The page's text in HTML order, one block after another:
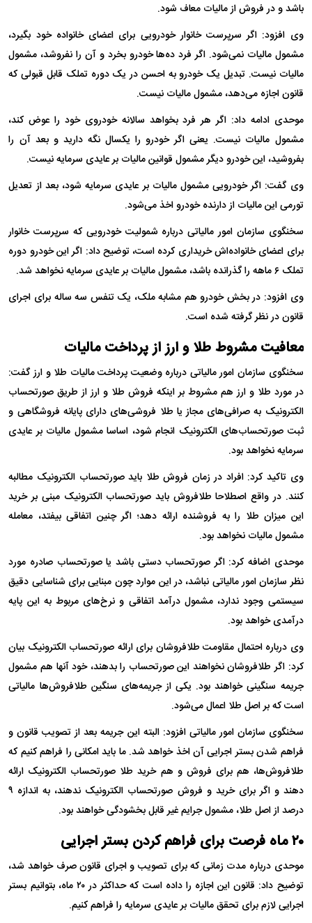
باشد و در فروش از مالیات معاف شود.
وی افزود: اگر سرپرست خانوار خودرویی برای اعضای خانواده خود بگیرد،
مشمول مالیات نمی‌شود. اگر فرد ده‌ها خودرو بخرد و آن را نفروشد، مشمول
مالیات نیست. تبدیل یک خودرو به احسن در یک دوره تملک قابل قبولی که
قانون اجازه می‌دهد، مشمول مالیات نیست.
موحدی ادامه داد: اگر هر فرد بخواهد سالانه خودروی خود را عوض کند،
مشمول مالیات نیست. یعنی اگر خودرو را یکسال نگه دارید و بعد آن را
بفروشید، این خودرو دیگر مشمول قوانین مالیات بر عایدی سرمایه نیست.
وی گفت: اگر خودرویی مشمول مالیات بر عایدی سرمایه شود، بعد از تعدیل
تورمی این مالیات از دارنده خودرو اخذ می‌شود.
سخنگوی سازمان امور مالیاتی درباره شمولیت خودرویی که سرپرست خانوار
برای اعضای خانواده‌اش خریداری کرده است، توضیح داد: اگر این خودرو دوره
تملک ۶ ماهه را گذرانده باشد، مشمول مالیات بر عایدی سرمایه نخواهد شد.
وی افزود: در بخش خودرو هم مشابه ملک، یک تنفس سه ساله برای اجرای
قانون در نظر گرفته شده است.
معافیت مشروط طلا و ارز از پرداخت مالیات
سخنگوی سازمان امور مالیاتی درباره وضعیت پرداخت مالیات طلا و ارز گفت:
در مورد طلا و ارز هم مشروط بر اینکه فروش طلا و ارز از طریق صورتحساب
الکترونیک به صرافی‌های مجاز یا طلا فروشی‌های دارای پایانه فروشگاهی و
ثبت صورتحساب‌های الکترونیک انجام شود، اساسا مشمول مالیات بر عایدی
سرمایه نخواهد بود.
وی تاکید کرد: افراد در زمان فروش طلا باید صورتحساب الکترونیک مطالبه
کنند. در واقع اصطلاحا طلافروش باید صورتحساب الکترونیک مبنی بر خرید
این میزان طلا را به فروشنده ارائه دهد؛ اگر چنین اتفاقی بیفتد، معامله
مشمول مالیات نخواهد بود.
موحدی اضافه کرد: اگر صورتحساب دستی باشد یا صورتحساب صادره مورد
نظر سازمان امور مالیاتی نباشد، در این موارد چون مبنایی برای شناسایی دقیق
سیستمی وجود ندارد، مشمول درآمد اتفاقی و نرخ‌های مربوط به این پایه
درآمدی خواهد بود.
وی درباره احتمال مقاومت طلافروشان برای ارائه صورتحساب الکترونیک بیان
کرد: اگر طلافروشان نخواهند این صورتحساب را بدهند، خود آنها هم مشمول
جریمه سنگینی خواهند بود. یکی از جریمه‌های سنگین طلافروش‌ها مالیاتی
است که بر اصل طلا اعمال می‌شود.
سخنگوی سازمان امور مالیاتی افزود: البته این جریمه بعد از تصویب قانون و
فراهم شدن بستر اجرایی آن اخذ خواهد شد. ما باید امکانی را فراهم کنیم که
طلافروش‌ها، هم برای فروش و هم خرید طلا صورتحساب الکترونیک ارائه
دهند و اگر برای خرید و فروش صورتحساب الکترونیک ندهند، به اندازه ۹
درصد از اصل طلا، مشمول جرایم غیر قابل بخشودگی خواهند بود.
۲۰ ماه فرصت برای فراهم کردن بستر اجرایی
موحدی درباره مدت زمانی که برای تصویب و اجرای قانون صرف خواهد شد،
توضیح داد: قانون این اجازه را داده است که حداکثر در ۲۰ ماه، بتوانیم بستر
اجرایی لازم برای تحقق مالیات بر عایدی سرمایه را فراهم کنیم.